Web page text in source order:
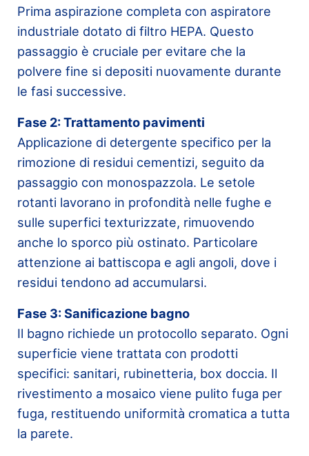
Prima aspirazione completa con aspiratore
industriale dotato di filtro HEPA. Questo
passaggio è cruciale per evitare che la
polvere fine si depositi nuovamente durante
le fasi successive.
Fase 2: Trattamento pavimenti
Applicazione di detergente specifico per la
rimozione di residui cementizi, seguito da
passaggio con monospazzola. Le setole
rotanti lavorano in profondità nelle fughe e
sulle superfici texturizzate, rimuovendo
anche lo sporco più ostinato. Particolare
attenzione ai battiscopa e agli angoli, dove i
residui tendono ad accumularsi.
Fase 3: Sanificazione bagno
Il bagno richiede un protocollo separato. Ogni
superficie viene trattata con prodotti
specifici: sanitari, rubinetteria, box doccia. Il
rivestimento a mosaico viene pulito fuga per
fuga, restituendo uniformità cromatica a tutta
la parete.